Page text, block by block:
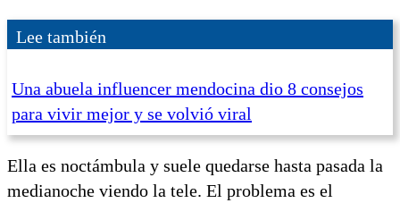
Lee también
Una abuela influencer mendocina dio 8 consejos
para vivir mejor y se volvió viral
Ella es noctámbula y suele quedarse hasta pasada la
medianoche viendo la tele. El problema es el